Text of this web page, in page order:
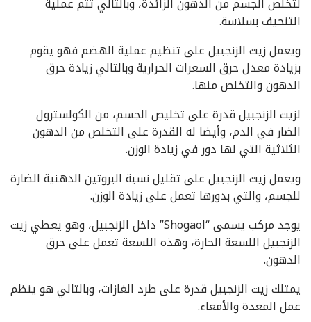
التنحيف بسلاسة.
ويعمل زيت الزنجبيل على تنظيم عملية الهضم فهو يقوم
بزيادة معدل حرق السعرات الحرارية وبالتالي زيادة حرق
الدهون والتخلص منها.
لزيت الزنجبيل قدرة على تخليص الجسم، من الكولسترول
الضار في الدم، وأيضا له القدرة على التخلص من الدهون
الثلاثية التي لها دور في زيادة الوزن.
ويعمل زيت الزنجبيل على تقليل نسبة البروتين الدهنية الضارة
للجسم، والتي بدورها تعمل على زيادة الوزن.
يوجد مركب يسمى “Shogaol” داخل الزنجبيل، وهو يعطي زيت
الزنجبيل اللسعة الحارة، وهذه اللسعة تعمل على حرق
الدهون.
يمتلك زيت الزنجبيل قدرة على طرد الغازات، وبالتالي هو ينظم
عمل المعدة والأمعاء.